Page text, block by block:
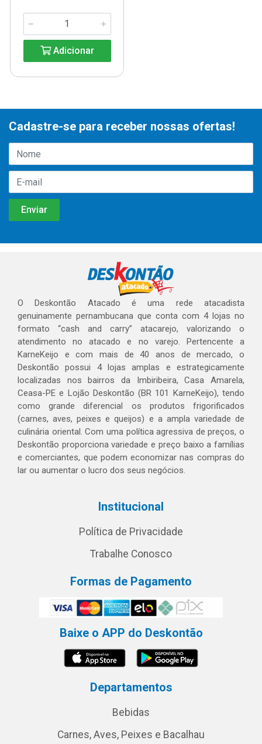
Adicionar
Cadastre-se para receber nossas ofertas!
O Deskontão Atacado é uma rede atacadista
genuinamente pernambucana que conta com 4 lojas no
formato “cash and carry” atacarejo, valorizando o
atendimento no atacado e no varejo. Pertencente a
KarneKeijo e com mais de 40 anos de mercado, o
Deskontão possui 4 lojas amplas e estrategicamente
localizadas nos bairros da Imbiribeira, Casa Amarela,
Ceasa-PE e Lojão Deskontão (BR 101 KarneKeijo), tendo
como grande diferencial os produtos frigorificados
(carnes, aves, peixes e queijos) e a ampla variedade de
culinária oriental. Com uma política agressiva de preços, o
Deskontão proporciona variedade e preço baixo a famílias
e comerciantes, que podem economizar nas compras do
lar ou aumentar o lucro dos seus negócios.
Institucional
Política de Privacidade
Trabalhe Conosco
Formas de Pagamento
Baixe o APP do Deskontão
Departamentos
Bebidas
Carnes, Aves, Peixes e Bacalhau